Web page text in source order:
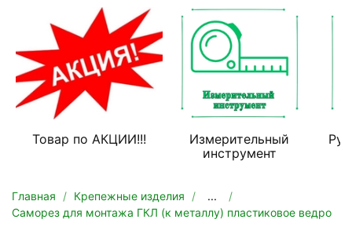
Товар по АКЦИИ!!!
Измерительный
инструмент
Главная Крепежные изделия
...
Саморез для монтажа ГКЛ (к металлу) пластиковое ведро